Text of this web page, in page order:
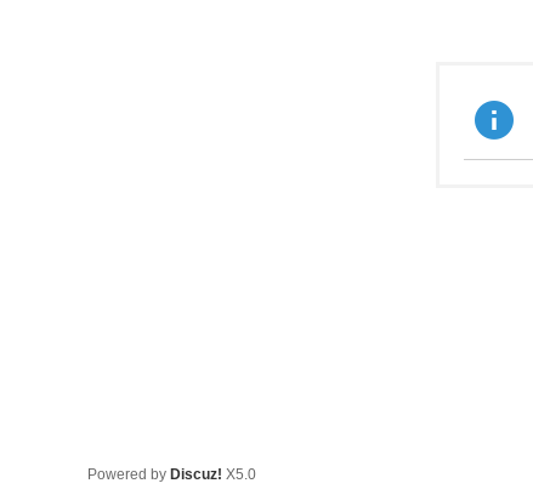
Powered by Discuz! X5.0